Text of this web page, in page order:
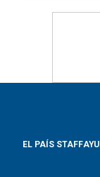
EL PAÍS STAFF